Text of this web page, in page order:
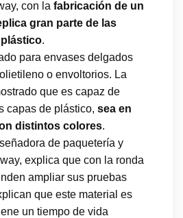
con la fabricación de un
gran parte de las
.
para envases delgados
o envoltorios. La
que es capaz de
capas de plástico, sea en
distintos colores.
de paquetería y
explica que con la ronda
ampliar sus pruebas
que este material es
un tiempo de vida